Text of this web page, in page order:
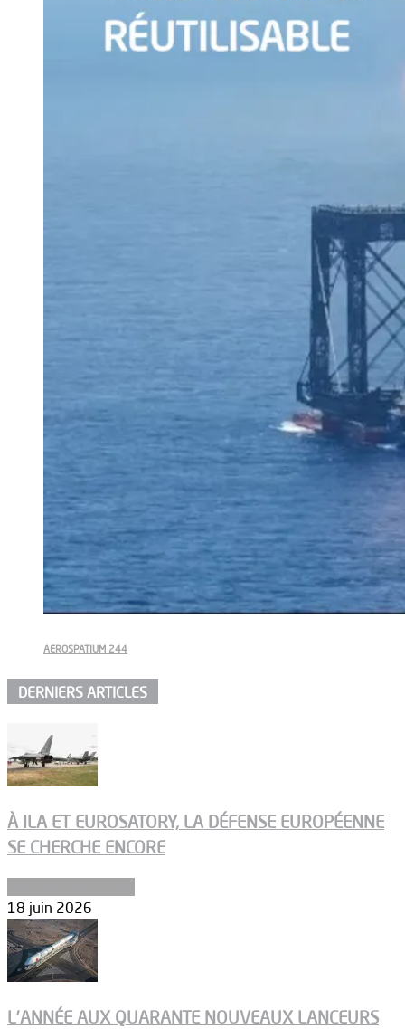
AEROSPATIUM 244
DERNIERS ARTICLES
À ILA ET EUROSATORY, LA DÉFENSE EUROPÉENNE
SE CHERCHE ENCORE
18 juin 2026
L’ANNÉE AUX QUARANTE NOUVEAUX LANCEURS